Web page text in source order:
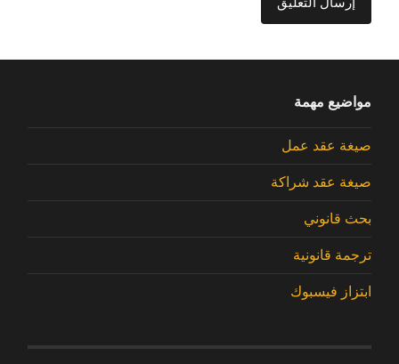
مواضيع مهمة
صيغة عقد عمل
صيغة عقد شراكة
بحث قانوني
ترجمة قانونية
ابتزاز فيسبوك